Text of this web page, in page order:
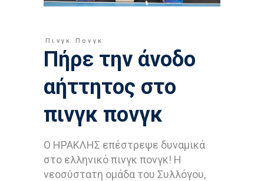
Πινγκ Πονγκ
Πήρε την άνοδο
αήττητος στο
πινγκ πονγκ
Ο ΗΡΑΚΛΗΣ επέστρεψε δυναμικά
στο ελληνικό πινγκ πονγκ! Η
νεοσύστατη ομάδα του Συλλόγου,